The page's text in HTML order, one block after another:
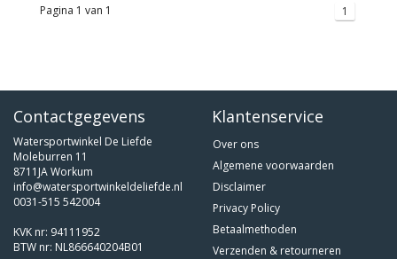
Pagina 1 van 1 1
Contactgegevens
Watersportwinkel De Liefde
Moleburren 11
8711JA Workum
info@watersportwinkeldeliefde.nl
0031-515 542004
KVK nr: 94111952
BTW nr: NL866640204B01
Klantenservice
Over ons
Algemene voorwaarden
Disclaimer
Privacy Policy
Betaalmethoden
Verzenden & retourneren